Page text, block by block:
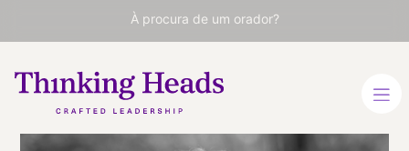
À procura de um orador?